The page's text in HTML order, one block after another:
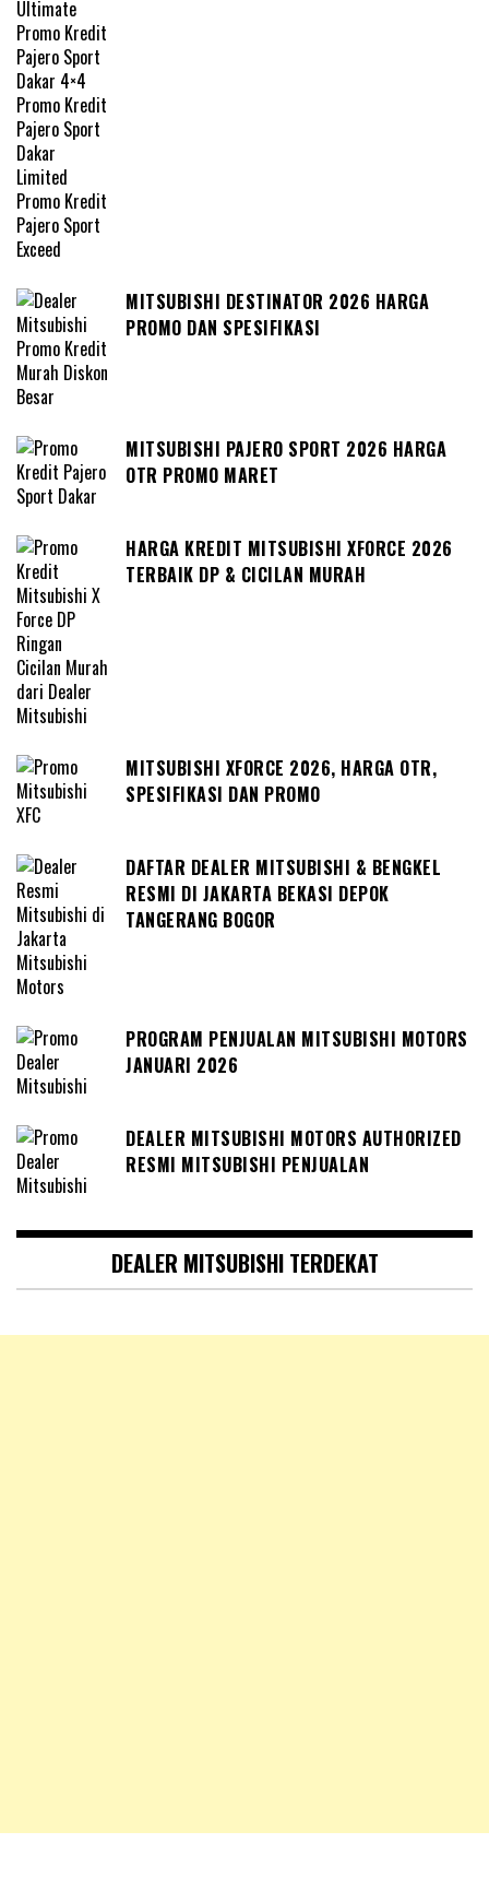
MITSUBISHI DESTINATOR 2026 HARGA
PROMO DAN SPESIFIKASI
MITSUBISHI PAJERO SPORT 2026 HARGA
OTR PROMO MARET
HARGA KREDIT MITSUBISHI XFORCE 2026
TERBAIK DP & CICILAN MURAH
MITSUBISHI XFORCE 2026, HARGA OTR,
SPESIFIKASI DAN PROMO
DAFTAR DEALER MITSUBISHI & BENGKEL
RESMI DI JAKARTA BEKASI DEPOK
TANGERANG BOGOR
PROGRAM PENJUALAN MITSUBISHI MOTORS
JANUARI 2026
DEALER MITSUBISHI MOTORS AUTHORIZED
RESMI MITSUBISHI PENJUALAN
DEALER MITSUBISHI TERDEKAT